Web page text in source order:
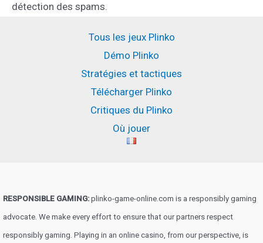
détection des spams.
Tous les jeux Plinko
Démo Plinko
Stratégies et tactiques
Télécharger Plinko
Critiques du Plinko
Où jouer
RESPONSIBLE GAMING: plinko-game-online.com is a responsibly gaming
advocate. We make every effort to ensure that our partners respect
responsibly gaming. Playing in an online casino, from our perspective, is